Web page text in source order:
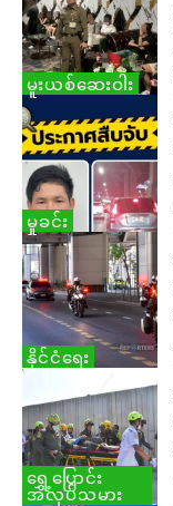
မူးယစ်ဆေးဝါး
မှုခင်း
နိုင်ငံရေး
ရွှေ့ပြောင်း
အလုပ်သမား